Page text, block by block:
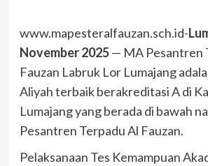
www.mapesteralfauzan.sch.id-
November 2025— MA Pesantren
Fauzan Labruk Lor Lumajang
Aliyah terbaik berakreditasi A di
Lumajang yang berada di bawah
Pesantren Terpadu Al Fauzan.
Pelaksanaan Tes Kemampuan